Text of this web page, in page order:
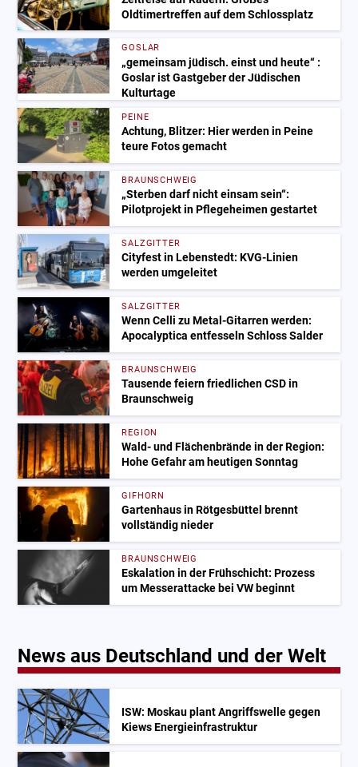
Oldtimertreffen auf dem Schlossplatz
GOSLAR
„gemeinsam jüdisch. einst und heute“ :
Goslar ist Gastgeber der Jüdischen
Kulturtage
PEINE
Achtung, Blitzer: Hier werden in Peine
teure Fotos gemacht
BRAUNSCHWEIG
„Sterben darf nicht einsam sein“:
Pilotprojekt in Pflegeheimen gestartet
SALZGITTER
Cityfest in Lebenstedt: KVG-Linien
werden umgeleitet
SALZGITTER
Wenn Celli zu Metal-Gitarren werden:
Apocalyptica entfesseln Schloss Salder
BRAUNSCHWEIG
Tausende feiern friedlichen CSD in
Braunschweig
REGION
Wald- und Flächenbrände in der Region:
Hohe Gefahr am heutigen Sonntag
GIFHORN
Gartenhaus in Rötgesbüttel brennt
vollständig nieder
BRAUNSCHWEIG
Eskalation in der Frühschicht: Prozess
um Messerattacke bei VW beginnt
News aus Deutschland und der Welt
ISW: Moskau plant Angriffswelle gegen
Kiews Energieinfrastruktur